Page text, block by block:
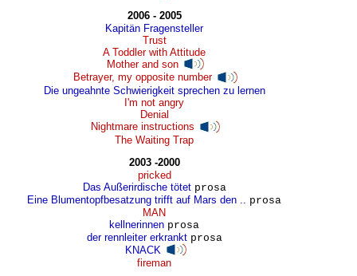
2006 - 2005
Kapitän Fragensteller
Trust
A Toddler with Attitude
Mother and son
Betrayer, my opposite number
Die ungeahnte Schwierigkeit sprechen zu lernen
I'm not angry
Denial
Nightmare instructions
The Waiting Trap
2003 -2000
pricked
Das Außerirdische tötet prosa
Eine Blumentopfbesatzung trifft auf Mars den ..
prosa
MAN
kellnerinnen prosa
der rennleiter erkrankt prosa
KNACK
fireman